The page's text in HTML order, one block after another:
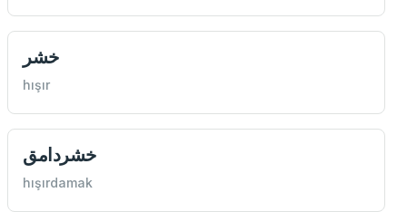
خشر
hışır
خشردامق
hışırdamak